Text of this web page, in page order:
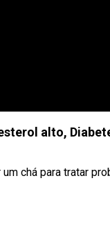
alto,
chá para tratar